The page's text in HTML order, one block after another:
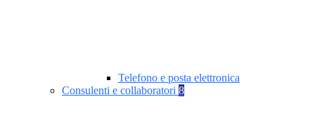
Telefono e posta elettronica
Consulenti e collaboratori 8